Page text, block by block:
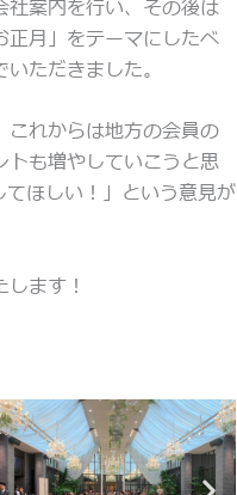
案内を行い、その後は
月」をテーマにしたベ
ただきました。
れからは地方の会員の
も増やしていこうと思
ほしい！」という意見が
ます！